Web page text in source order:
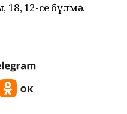
12-се бүлмә.